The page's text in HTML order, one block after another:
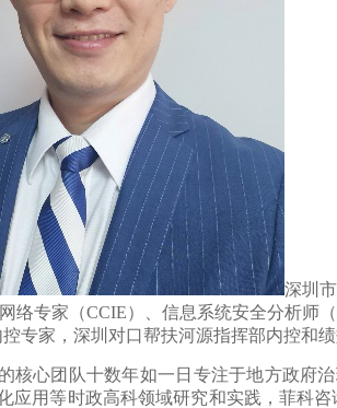
深圳
络专家（CCIE）、信息系统安全分析师
专家，深圳对口帮扶河源指挥部内控和
核心团队十数年如一日专注于地方政府
应用等时政高科领域研究和实践，菲科